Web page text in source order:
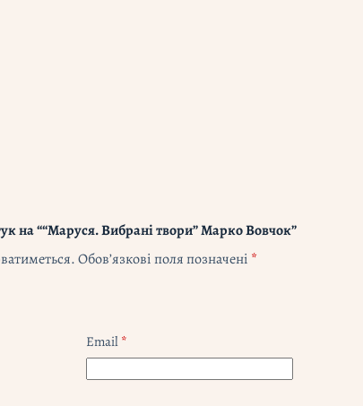
на ““Маруся. Вибрані твори” Марко Вовчок”
Обов’язкові поля позначені *
Email*